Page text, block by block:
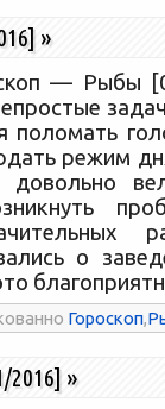
»
— Рыбы
поломать
режим
довольно
о
Гороскоп,
2016] »